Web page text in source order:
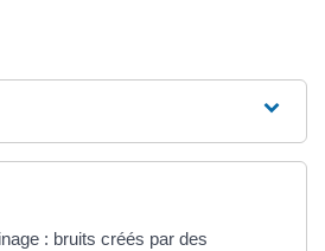
: bruits créés par des